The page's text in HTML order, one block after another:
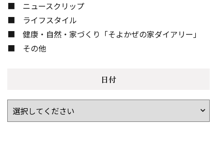
ニュースクリップ
ライフスタイル
健康・自然・家づくり「そよかぜの家ダイアリー」
その他
日付